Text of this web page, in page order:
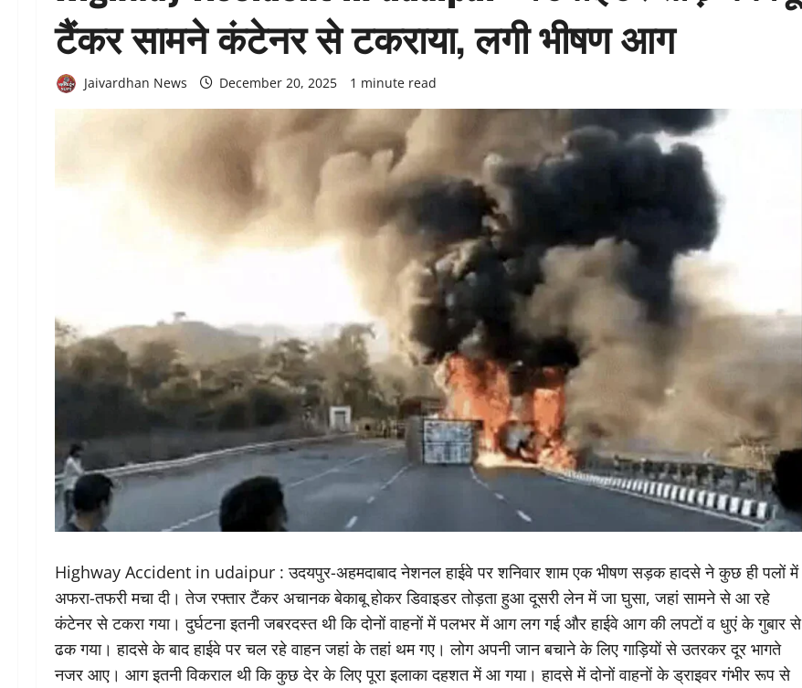
टैंकर सामने कंटेनर से टकराया, लगी भीषण आग
Jaivardhan News December 20, 2025 1 minute read
Highway Accident in udaipur : उदयपुर-अहमदाबाद नेशनल हाईवे पर शनिवार शाम एक भीषण सड़क हादसे ने कुछ ही पलों में
अफरा-तफरी मचा दी। तेज रफ्तार टैंकर अचानक बेकाबू होकर डिवाइडर तोड़ता हुआ दूसरी लेन में जा घुसा, जहां सामने से आ रहे
कंटेनर से टकरा गया। दुर्घटना इतनी जबरदस्त थी कि दोनों वाहनों में पलभर में आग लग गई और हाईवे आग की लपटों व धुएं के गुबार से
ढक गया। हादसे के बाद हाईवे पर चल रहे वाहन जहां के तहां थम गए। लोग अपनी जान बचाने के लिए गाड़ियों से उतरकर दूर भागते
नजर आए। आग इतनी विकराल थी कि कुछ देर के लिए पूरा इलाका दहशत में आ गया। हादसे में दोनों वाहनों के ड्राइवर गंभीर रूप से